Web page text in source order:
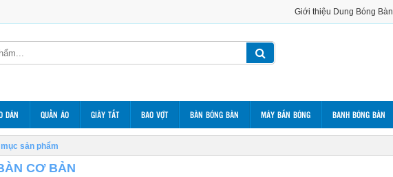
Giới thiệu Dung Bóng Bàn
DÁN QUẦN ÁO GIÀY TẤT BAO VỢT BÀN BÓNG BÀN MÁY BẮN BÓNG BANH BÓNG BÀN
mục sản phẩm
CƠ BẢN